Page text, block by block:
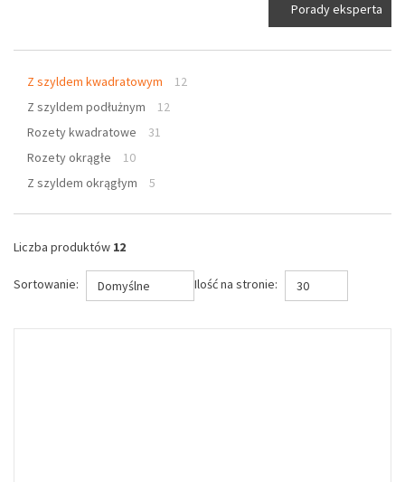
Porady eksperta
Z szyldem kwadratowym
12
Z szyldem podłużnym
12
Rozety kwadratowe
31
Rozety okrągłe
10
Z szyldem okrągłym
5
Liczba produktów 12
Sortowanie: Domyślne Ilość na stronie: 30